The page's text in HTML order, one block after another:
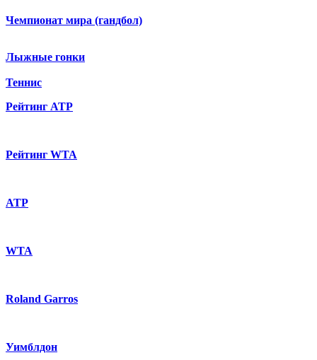
Чемпионат мира (гандбол)
Лыжные гонки
Теннис
Рейтинг ATP
Рейтинг WTA
ATP
WTA
Roland Garros
Уимблдон